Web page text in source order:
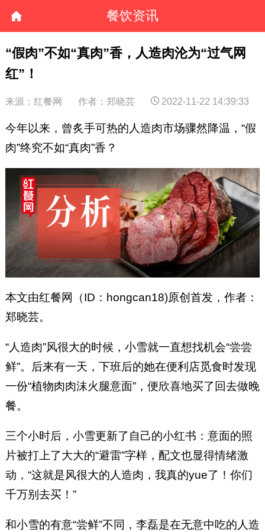
餐饮资讯
“假肉”不如“真肉”香，人造肉沦为“过气网
红”！
来源：红餐网 作者：郑晓芸 2022-11-22 14:39:33
今年以来，曾炙手可热的人造肉市场骤然降温，“假
肉”终究不如“真肉”香？
本文由红餐网（ID：hongcan18)原创首发，作者：
郑晓芸。
“人造肉”风很大的时候，小雪就一直想找机会“尝尝
鲜”。后来有一天，下班后的她在便利店觅食时发现
一份“植物肉肉沫火腿意面”，便欣喜地买了回去做晚
餐。
三个小时后，小雪更新了自己的小红书：意面的照
片被打上了大大的“避雷”字样，配文也显得情绪激
动，“这就是风很大的人造肉，我真的yue了！你们
千万别去买！”
和小雪的有意“尝鲜”不同，李磊是在无意中吃的人造